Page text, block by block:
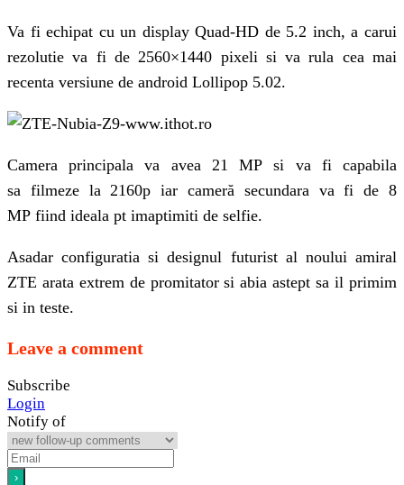
Va fi echipat cu un display Quad-HD de 5.2 inch, a carui
rezolutie va fi de 2560×1440 pixeli si va rula cea mai
recenta versiune de android Lollipop 5.02.
Camera principala va avea 21 MP si va fi capabila
sa filmeze la 2160p iar cameră secundara va fi de 8
MP fiind ideala pt imaptimiti de selfie.
Asadar configuratia si designul futurist al noului amiral
ZTE arata extrem de promitator si abia astept sa il primim
si in teste.
Leave a comment
Subscribe
Login
Notify of